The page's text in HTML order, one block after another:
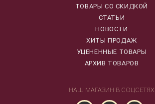
ТОВАРЫ СО СКИДКОЙ
СТАТЬИ
НОВОСТИ
ХИТЫ ПРОДАЖ
УЦЕНЕННЫЕ ТОВАРЫ
АРХИВ ТОВАРОВ
НАШ МАГАЗИН В СОЦСЕТЯХ